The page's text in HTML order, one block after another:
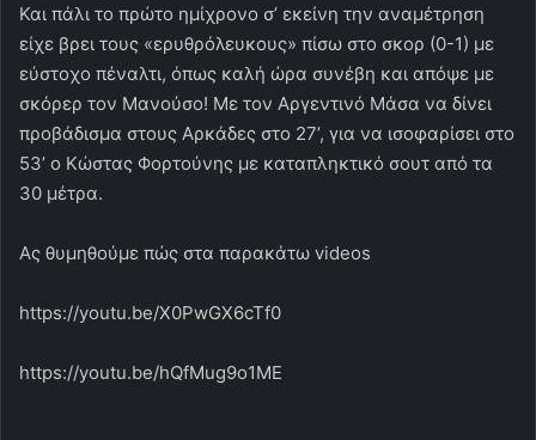
Και πάλι το πρώτο ημίχρονο σ’ εκείνη την αναμέτρηση
είχε βρει τους «ερυθρόλευκους» πίσω στο σκορ (0-1) με
εύστοχο πέναλτι, όπως καλή ώρα συνέβη και απόψε με
σκόρερ τον Μανούσο! Με τον Αργεντινό Μάσα να δίνει
προβάδισμα στους Αρκάδες στο 27’, για να ισοφαρίσει στο
53’ ο Κώστας Φορτούνης με καταπληκτικό σουτ από τα
30 μέτρα.
Ας θυμηθούμε πώς στα παρακάτω videos
https://youtu.be/X0PwGX6cTf0
https://youtu.be/hQfMug9o1ME